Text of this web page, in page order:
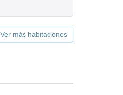
Ver más habitaciones